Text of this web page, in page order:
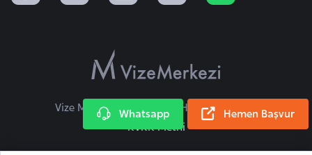
Vize Merkezi © 2026 Tüm Hakları Saklıdır.
KVKK Metni
e
Hemen Başvur
Whatsapp